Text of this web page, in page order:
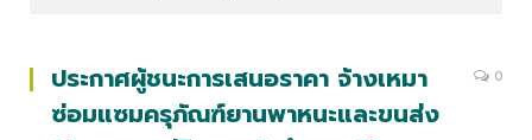
ประกาศผู้ชนะการเสนอราคา จ้างเหมา
ซ่อมแซมครุภัณฑ์ยานพาหนะและขนส่ง
0